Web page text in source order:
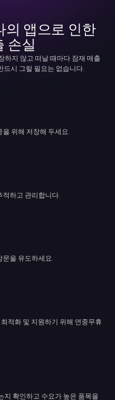
의 앱으로 인한
손실
하지 않고 떠날 때마다 잠재 매출
드시 그럴 필요는 없습니다.
위해 저장해 두세요.
하고 관리합니다.
을 유도하세요.
적화 및 지원하기 위해 연중무휴
지 확인하고 수요가 높은 품목을